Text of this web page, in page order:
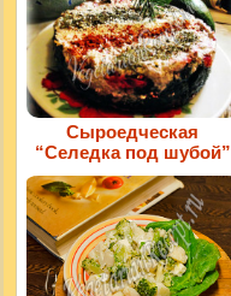
Сыроедческая
“Селедка под шубой”